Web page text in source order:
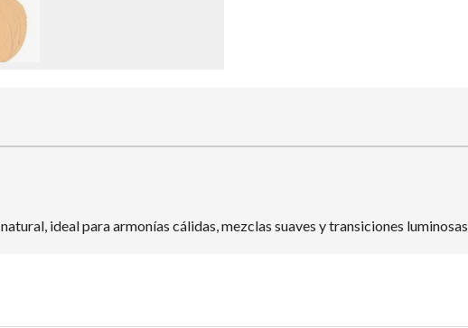
ideal para armonías cálidas, mezclas suaves y transiciones luminosas.